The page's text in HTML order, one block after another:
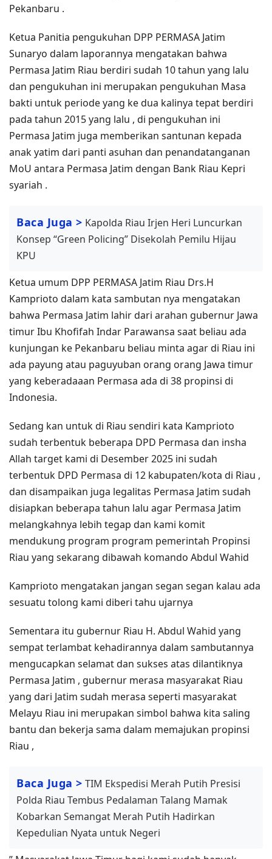
Pekanbaru .
Ketua Panitia pengukuhan DPP PERMASA Jatim
Sunaryo dalam laporannya mengatakan bahwa
Permasa Jatim Riau berdiri sudah 10 tahun yang lalu
dan pengukuhan ini merupakan pengukuhan Masa
bakti untuk periode yang ke dua kalinya tepat berdiri
pada tahun 2015 yang lalu , di pengukuhan ini
Permasa Jatim juga memberikan santunan kepada
anak yatim dari panti asuhan dan penandatanganan
MoU antara Permasa Jatim dengan Bank Riau Kepri
syariah .
Baca Juga > Kapolda Riau Irjen Heri Luncurkan
Konsep “Green Policing” Disekolah Pemilu Hijau
KPU
Ketua umum DPP PERMASA Jatim Riau Drs.H
Kamprioto dalam kata sambutan nya mengatakan
bahwa Permasa Jatim lahir dari arahan gubernur Jawa
timur Ibu Khofifah Indar Parawansa saat beliau ada
kunjungan ke Pekanbaru beliau minta agar di Riau ini
ada payung atau paguyuban orang orang Jawa timur
yang keberadaaan Permasa ada di 38 propinsi di
Indonesia.
Sedang kan untuk di Riau sendiri kata Kamprioto
sudah terbentuk beberapa DPD Permasa dan insha
Allah target kami di Desember 2025 ini sudah
terbentuk DPD Permasa di 12 kabupaten/kota di Riau ,
dan disampaikan juga legalitas Permasa Jatim sudah
disiapkan beberapa tahun lalu agar Permasa Jatim
melangkahnya lebih tegap dan kami komit
mendukung program program pemerintah Propinsi
Riau yang sekarang dibawah komando Abdul Wahid
Kamprioto mengatakan jangan segan segan kalau ada
sesuatu tolong kami diberi tahu ujarnya
Sementara itu gubernur Riau H. Abdul Wahid yang
sempat terlambat kehadirannya dalam sambutannya
mengucapkan selamat dan sukses atas dilantiknya
Permasa Jatim , gubernur merasa masyarakat Riau
yang dari Jatim sudah merasa seperti masyarakat
Melayu Riau ini merupakan simbol bahwa kita saling
bantu dan bekerja sama dalam memajukan propinsi
Riau ,
Baca Juga > TIM Ekspedisi Merah Putih Presisi
Polda Riau Tembus Pedalaman Talang Mamak
Kobarkan Semangat Merah Putih Hadirkan
Kepedulian Nyata untuk Negeri